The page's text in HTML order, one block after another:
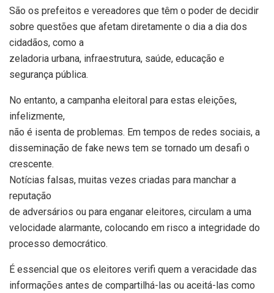
São os prefeitos e vereadores que têm o poder de decidir
sobre questões que afetam diretamente o dia a dia dos
cidadãos, como a
zeladoria urbana, infraestrutura, saúde, educação e
segurança pública.
No entanto, a campanha eleitoral para estas eleições,
infelizmente,
não é isenta de problemas. Em tempos de redes sociais, a
disseminação de fake news tem se tornado um desafi o
crescente.
Notícias falsas, muitas vezes criadas para manchar a
reputação
de adversários ou para enganar eleitores, circulam a uma
velocidade alarmante, colocando em risco a integridade do
processo democrático.
É essencial que os eleitores verifi quem a veracidade das
informações antes de compartilhá-las ou aceitá-las como